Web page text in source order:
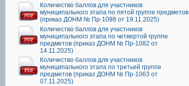
Количество баллов для участников
муниципального этапа по пятой группе предметов
(приказ ДОНМ № Пр-1098 от 19.11.2025)
Количество баллов для участников
муниципального этапа по четвертой группе
предметов (приказ ДОНМ № Пр-1082 от
14.11.2025)
Количество баллов для участников
муниципального этапа по третьей группе
предметов (приказ ДОНМ № Пр-1063 от
07.11.2025)